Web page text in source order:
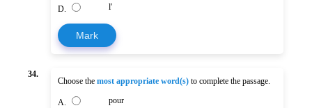
D. l'
Mark
34.
Choose the most appropriate word(s) to complete the passage.
A. pour